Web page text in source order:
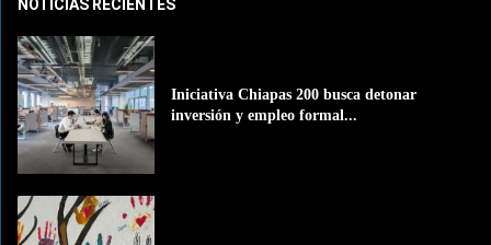
NOTICIAS RECIENTES
Iniciativa Chiapas 200 busca detonar
inversión y empleo formal...